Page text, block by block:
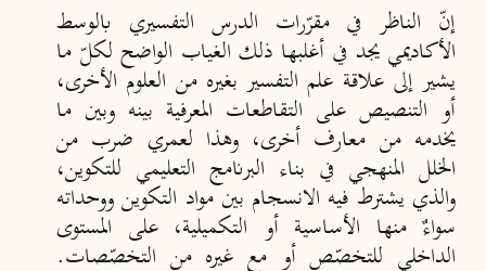
إنّ الناظر في مقرّرات الدرس التفسيري بالوسط
الأكاديمييجد في أغلبها ذلك الغياب الواضح لكلّ ما
يشير إلى علاقة علم التفسير بغيره من العلوم الأخرى،
أو التنصيص على التقاطعات المعرفية بينه وبين ما
يخدمه من معارف أخرى، وهذا لعمري ضرب من
الخلل المنهجي في بناء البرنامج التعليمي للتكوين،
والذي يشترط فيه الانسجام بين مواد التكوين ووحداته
سواءٌ منها الأساسية أو التكميلية، على المستوى
الداخلي للتخصّص أو مع غيره من التخصّصات.